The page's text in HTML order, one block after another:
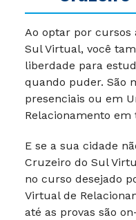
Ao optar por cursos
Sul Virtual, você
liberdade para
quando puder. São
presenciais ou em
Relacionamento em
E se a sua cidade
Cruzeiro do Sul
no curso desejado
Virtual de
até as provas são